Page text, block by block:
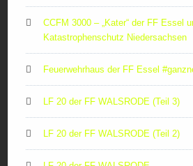
CCFM 3000 – „Kater“ der FF Essel
Katastrophenschutz Niedersachsen
Feuerwehrhaus der FF Essel
LF 20 der FF WALSRODE (Teil 3)
LF 20 der FF WALSRODE (Teil 2)